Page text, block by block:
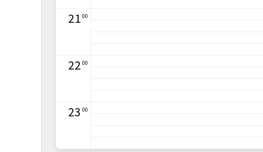
21 00
22 00
23 00